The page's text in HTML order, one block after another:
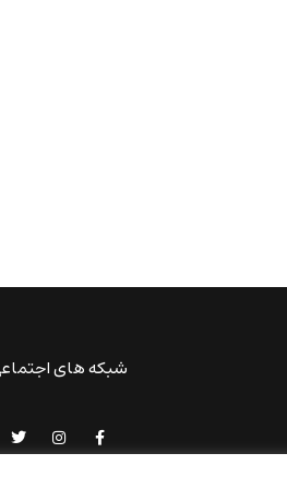
شبکه های